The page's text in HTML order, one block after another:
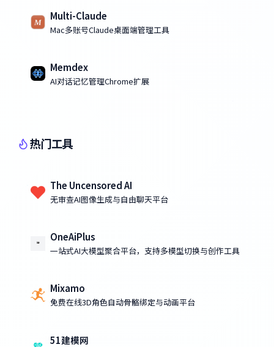
Multi-Claude
Mac多账号Claude桌面端管理工具
Memdex
AI对话记忆管理Chrome扩展
热门工具
The Uncensored AI
无审查AI图像生成与自由聊天平台
OneAiPlus
一站式AI大模型聚合平台，支持多模型切换与创作工具
Mixamo
免费在线3D角色自动骨骼绑定与动画平台
51建模网